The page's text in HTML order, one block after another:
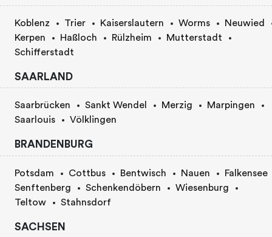
Koblenz Trier Kaiserslautern Worms
Neuwied
Kerpen
Haßloch Rülzheim
Mutterstadt
Schifferstadt
SAARLAND
Saarbrücken Sankt Wendel Merzig
Marpingen
Saarlouis
Völklingen
BRANDENBURG
Potsdam Cottbus Bentwisch Nauen
Falkensee
Senftenberg
Schenkendöbern
Wiesenburg
Teltow
Stahnsdorf
SACHSEN